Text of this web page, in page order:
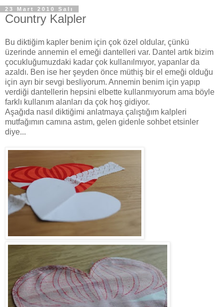
23 Mart 2010 Salı
Country Kalpler
Bu diktiğim kapler benim için çok özel oldular, çünkü
üzerinde annemin el emeği dantelleri var. Dantel artık bizim
çocukluğumuzdaki kadar çok kullanılmıyor, yapanlar da
azaldı. Ben ise her şeyden önce müthiş bir el emeği olduğu
için ayrı bir sevgi besliyorum. Annemin benim için yapıp
verdiği dantellerin hepsini elbette kullanmıyorum ama böyle
farklı kullanım alanları da çok hoş gidiyor.
Aşağıda nasıl diktiğimi anlatmaya çalıştığım kalpleri
mutfağımın camına astım, gelen gidenle sohbet etsinler
diye...